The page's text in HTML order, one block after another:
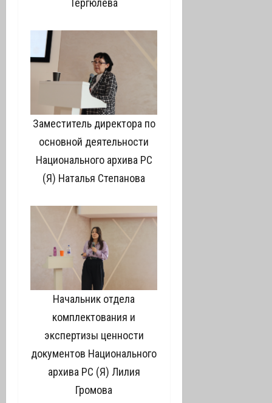
Тергюлева
Заместитель директора по
основной деятельности
Национального архива РС
(Я) Наталья Степанова
Начальник отдела
комплектования и
экспертизы ценности
документов Национального
архива РС (Я) Лилия
Громова